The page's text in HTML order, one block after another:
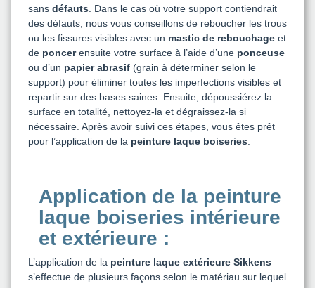
sans défauts . Dans le cas où votre support contiendrait
des défauts, nous vous conseillons de reboucher les trous
ou les fissures visibles avec un mastic de rebouchage et
de poncerensuite votre surface à l’aide d’une ponceuse
ou d’un papier abrasif (grain à déterminer selon le
support) pour éliminer toutes les imperfections visibles et
repartir sur des bases saines. Ensuite, dépoussiérez la
surface en totalité, nettoyez-la et dégraissez-la si
nécessaire. Après avoir suivi ces étapes, vous êtes prêt
pour l’application de la peinture laque boiseries
Application de la peinture
laque boiseries intérieure
et extérieure :
L’application de la peinture laque extérieure Sikkens
s’effectue de plusieurs façons selon le matériau sur lequel